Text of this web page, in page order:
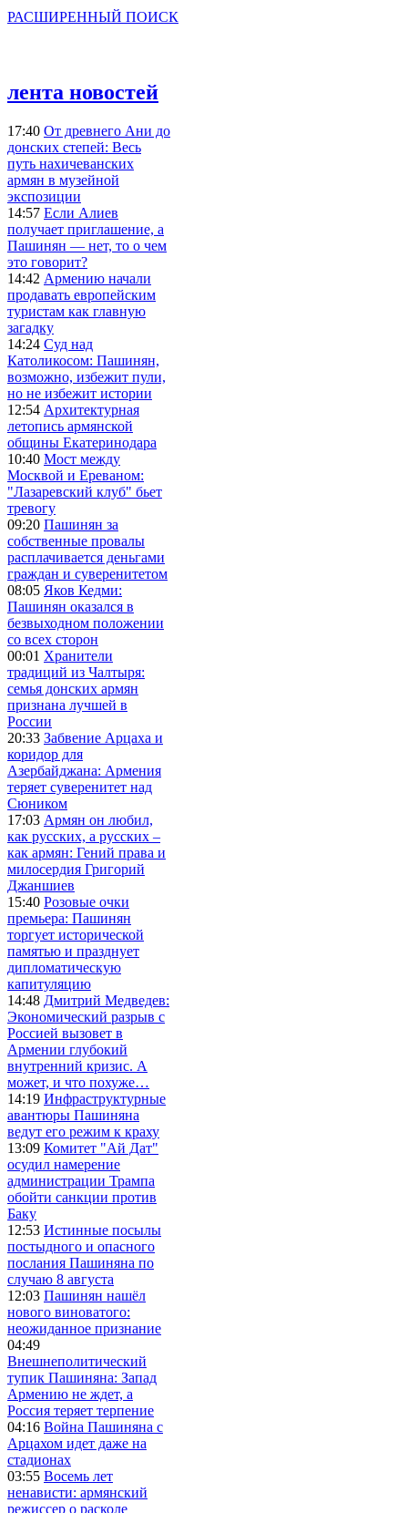
РАСШИРЕННЫЙ ПОИСК
лента новостей
17:40 От древнего Ани до
донских степей: Весь
путь нахичеванских
армян в музейной
экспозиции
14:57 Если Алиев
получает приглашение, а
Пашинян — нет, то о чем
это говорит?
14:42 Армению начали
продавать европейским
туристам как главную
загадку
14:24 Суд над
Католикосом: Пашинян,
возможно, избежит пули,
но не избежит истории
12:54 Архитектурная
летопись армянской
общины Екатеринодара
10:40 Мост между
Москвой и Ереваном:
"Лазаревский клуб" бьет
тревогу
09:20 Пашинян за
собственные провалы
расплачивается деньгами
граждан и суверенитетом
08:05 Яков Кедми:
Пашинян оказался в
безвыходном положении
со всех сторон
00:01 Хранители
традиций из Чалтыря:
семья донских армян
признана лучшей в
России
20:33 Забвение Арцаха и
коридор для
Азербайджана: Армения
теряет суверенитет над
Сюником
17:03 Армян он любил,
как русских, а русских –
как армян: Гений права и
милосердия Григорий
Джаншиев
15:40 Розовые очки
премьера: Пашинян
торгует исторической
памятью и празднует
дипломатическую
капитуляцию
14:48 Дмитрий Медведев:
Экономический разрыв с
Россией вызовет в
Армении глубокий
внутренний кризис. А
может, и что похуже…
14:19 Инфраструктурные
авантюры Пашиняна
ведут его режим к краху
13:09 Комитет "Ай Дат"
осудил намерение
администрации Трампа
обойти санкции против
Баку
12:53 Истинные посылы
постыдного и опасного
послания Пашиняна по
случаю 8 августа
12:03 Пашинян нашёл
нового виноватого:
неожиданное признание
04:49
Внешнеполитический
тупик Пашиняна: Запад
Армению не ждет, а
Россия теряет терпение
04:16 Война Пашиняна с
Арцахом идет даже на
стадионах
03:55 Восемь лет
ненависти: армянский
режиссер о расколе